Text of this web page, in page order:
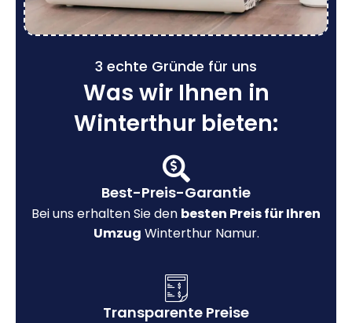
3 echte Gründe für uns
Was wir Ihnen in
Winterthur bieten:
Best-Preis-Garantie
Bei uns erhalten Sie den besten Preis für Ihren
Umzug Winterthur Namur.
Transparente Preise